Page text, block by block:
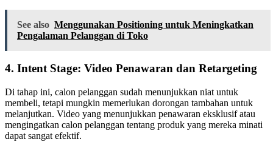
See also Menggunakan Positioning untuk Meningkatkan
Pengalaman Pelanggan di Toko
4. Intent Stage: Video Penawaran dan Retargeting
Di tahap ini, calon pelanggan sudah menunjukkan niat untuk
membeli, tetapi mungkin memerlukan dorongan tambahan untuk
melanjutkan. Video yang menunjukkan penawaran eksklusif atau
mengingatkan calon pelanggan tentang produk yang mereka minati
dapat sangat efektif.